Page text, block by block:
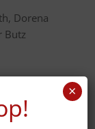
Dorena
Butz
×